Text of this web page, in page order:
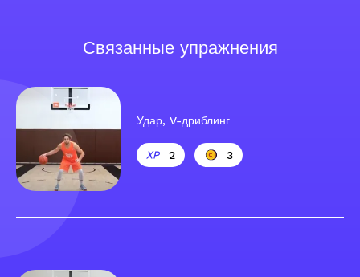
Связанные упражнения
Удар, V-дриблинг
2 3